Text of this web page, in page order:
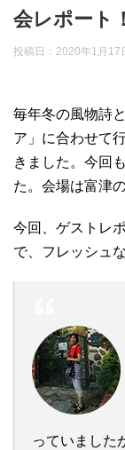
会レポート！
投稿日： 2020年1月17
毎年冬の風物詩
ア」に合わせて
きました。今回も
た。会場は富津
今回、ゲストレ
で、フレッシュ
っていました